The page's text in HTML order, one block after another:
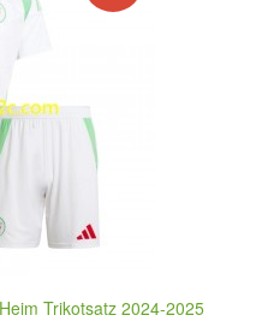
Trikotsatz 2024-2025